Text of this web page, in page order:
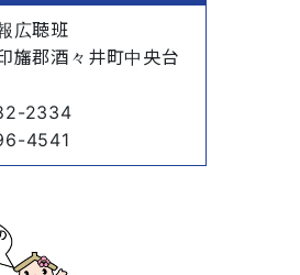
広聴班
旛郡酒々井町中央台
2334
4541